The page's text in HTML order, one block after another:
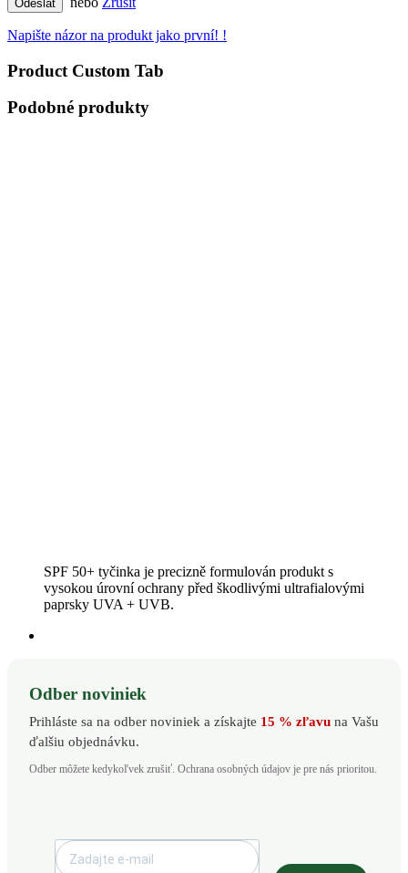
Odeslat
Napište názor na produkt jako první! !
Product Custom Tab
Podobné produkty
SPF 50+ tyčinka je precizně formulován produkt s
vysokou úrovní ochrany před škodlivými ultrafialovými
paprsky UVA + UVB.
Odber noviniek
Prihláste sa na odber noviniek a získajte 15 % zľavu na Vašu
ďalšiu objednávku.
Odber môžete kedykoľvek zrušiť. Ochrana osobných údajov je pre nás prioritou.